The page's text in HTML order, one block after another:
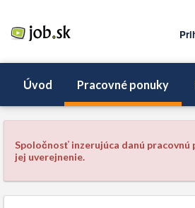
Úvod Pracovné ponuky
Spoločnosť inzerujúca danú pracovnú
jej uverejnenie.